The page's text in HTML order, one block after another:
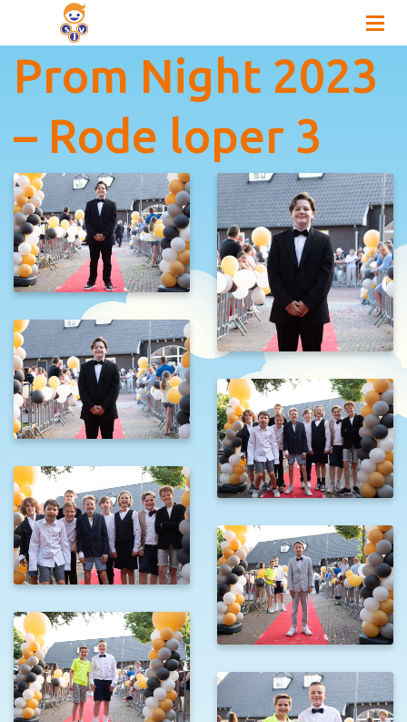
Prom Night 2023
– Rode loper 3